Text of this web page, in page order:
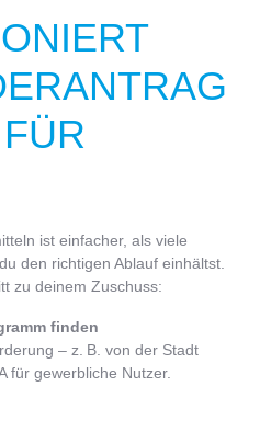
ist einfacher, als viele
den richtigen Ablauf einhältst.
zu deinem Zuschuss:
finden
– z. B. von der Stadt
für gewerbliche Nutzer.